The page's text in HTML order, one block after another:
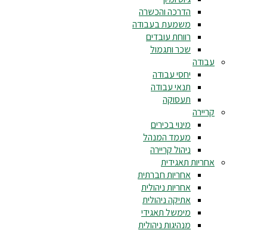
הדרכה והכשרה
משמעת בעבודה
רווחת עובדים
שכר ותגמול
עבודה
יחסי עבודה
תנאי עבודה
תעסוקה
קריירה
מינוי בכירים
מעמד המנהל
ניהול קריירה
אחריות תאגידית
אחריות חברתית
אחריות ניהולית
אתיקה ניהולית
מימשל תאגידי
מנהיגות ניהולית